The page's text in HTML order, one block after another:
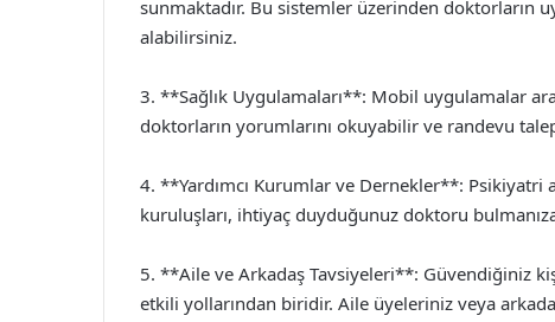
sunmaktadır. Bu sistemler üzerinden
alabilirsiniz.
3. **Sağlık Uygulamaları**: Mobil uygulamalar
doktorların yorumlarını okuyabilir ve randevu
4. **Yardımcı Kurumlar ve Dernekler**: Psikiyatri
kuruluşları, ihtiyaç duyduğunuz doktoru
5. **Aile ve Arkadaş Tavsiyeleri**: Güvendiğiniz
etkili yollarından biridir. Aile üyeleriniz veya